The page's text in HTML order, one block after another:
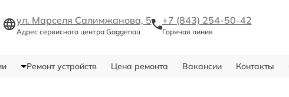
ул. Марселя Салимжанова, 5
Адрес сервисного центра Gaggenau
+7 (843) 254-50-42
Горячая линия
Ремонт устройств Цена ремонта Вакансии Контакты